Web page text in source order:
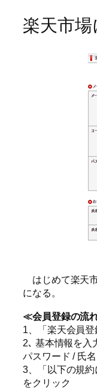
楽天市
はじめて楽天
になる。
≪会員登録の流
1、「楽天会員
2､ 基本情報を入
パスワード / 氏名
3、「以下の規約
をクリック